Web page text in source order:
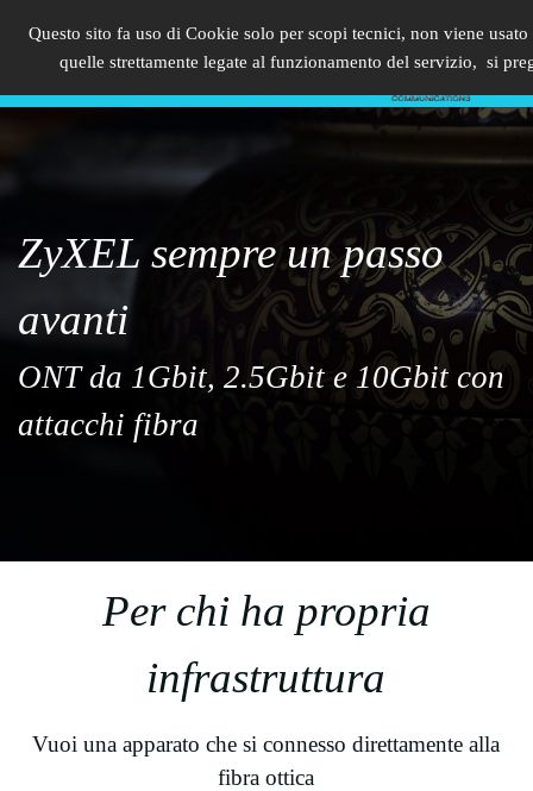
Questo sito fa uso di Cookie solo per scopi tecnici, non viene
quelle strettamente legate al funzionamento del servizio, si
PRODOTTIPERISP.IT
ZyXEL sempre un passo
avanti
ONT da 1Gbit, 2.5Gbit e 10Gbit con
attacchi fibra
Per chi ha propria
infrastruttura
Vuoi una apparato che si connesso direttamente alla
fibra ottica